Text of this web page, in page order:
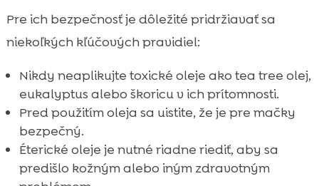
Pre ich bezpečnosť je dôležité pridržiavať sa
niekoľkých kľúčových pravidiel:
Nikdy neaplikujte toxické oleje ako tea tree olej,
eukalyptus alebo škoricu v ich prítomnosti.
Pred použitím oleja sa uistite, že je pre mačky
bezpečný.
Éterické oleje je nutné riadne riediť, aby sa
predišlo kožným alebo iným zdravotným